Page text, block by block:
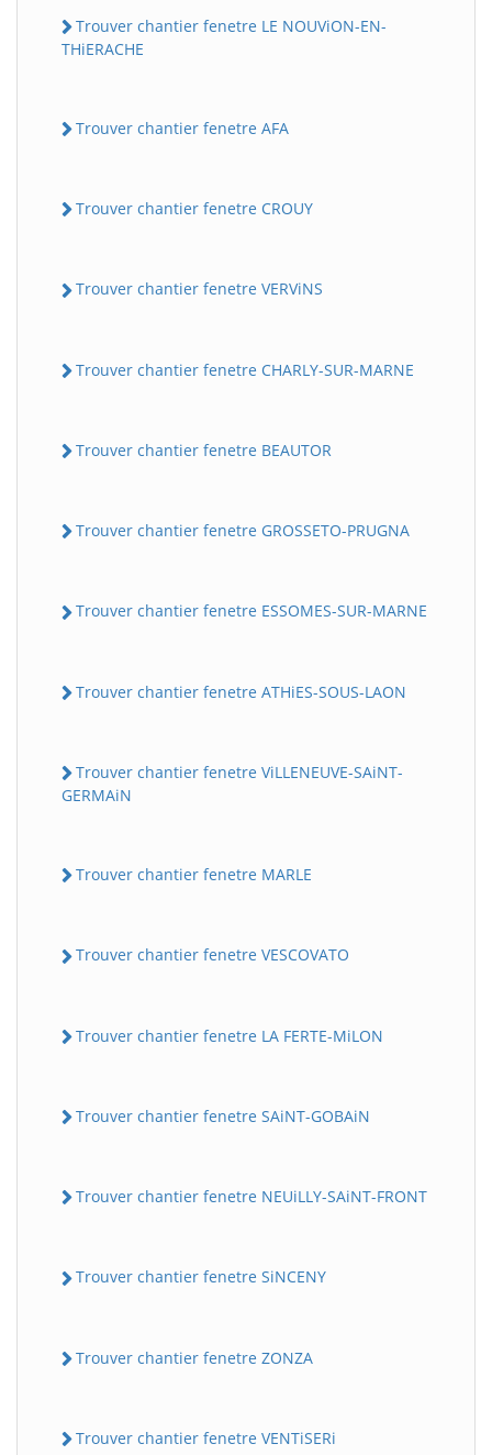
Trouver chantier fenetre LE NOUViON-EN-
THiERACHE
Trouver chantier fenetre AFA
Trouver chantier fenetre CROUY
Trouver chantier fenetre VERViNS
Trouver chantier fenetre CHARLY-SUR-MARNE
Trouver chantier fenetre BEAUTOR
Trouver chantier fenetre GROSSETO-PRUGNA
Trouver chantier fenetre ESSOMES-SUR-MARNE
Trouver chantier fenetre ATHiES-SOUS-LAON
Trouver chantier fenetre ViLLENEUVE-SAiNT-
GERMAiN
Trouver chantier fenetre MARLE
Trouver chantier fenetre VESCOVATO
Trouver chantier fenetre LA FERTE-MiLON
Trouver chantier fenetre SAiNT-GOBAiN
Trouver chantier fenetre NEUiLLY-SAiNT-FRONT
Trouver chantier fenetre SiNCENY
Trouver chantier fenetre ZONZA
Trouver chantier fenetre VENTiSERi